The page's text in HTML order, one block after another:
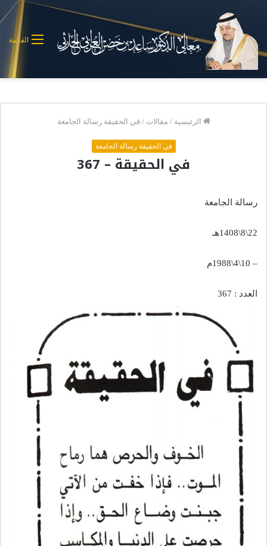
القائمة
الرئيسية / مقالات / في الحقيقة رسالة الجامعة
في الحقيقة رسالة الجامعة
في الحقيقة – 367
رسالة الجامعة
22\8\1408هـ
– 10\4\1988م
العدد : 367